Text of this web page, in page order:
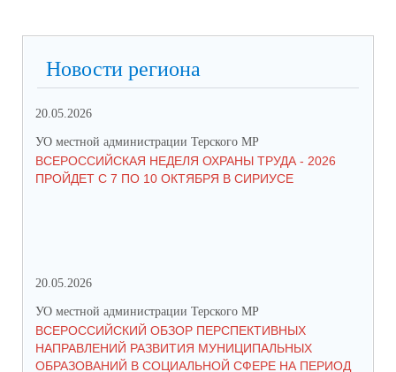
Новости региона
20.05.2026
УО местной администрации Терского МР
ВСЕРОССИЙСКАЯ НЕДЕЛЯ ОХРАНЫ ТРУДА - 2026
ПРОЙДЕТ С 7 ПО 10 ОКТЯБРЯ В СИРИУСЕ
20.05.2026
УО местной администрации Терского МР
ВСЕРОССИЙСКИЙ ОБЗОР ПЕРСПЕКТИВНЫХ
НАПРАВЛЕНИЙ РАЗВИТИЯ МУНИЦИПАЛЬНЫХ
ОБРАЗОВАНИЙ В СОЦИАЛЬНОЙ СФЕРЕ НА ПЕРИОД